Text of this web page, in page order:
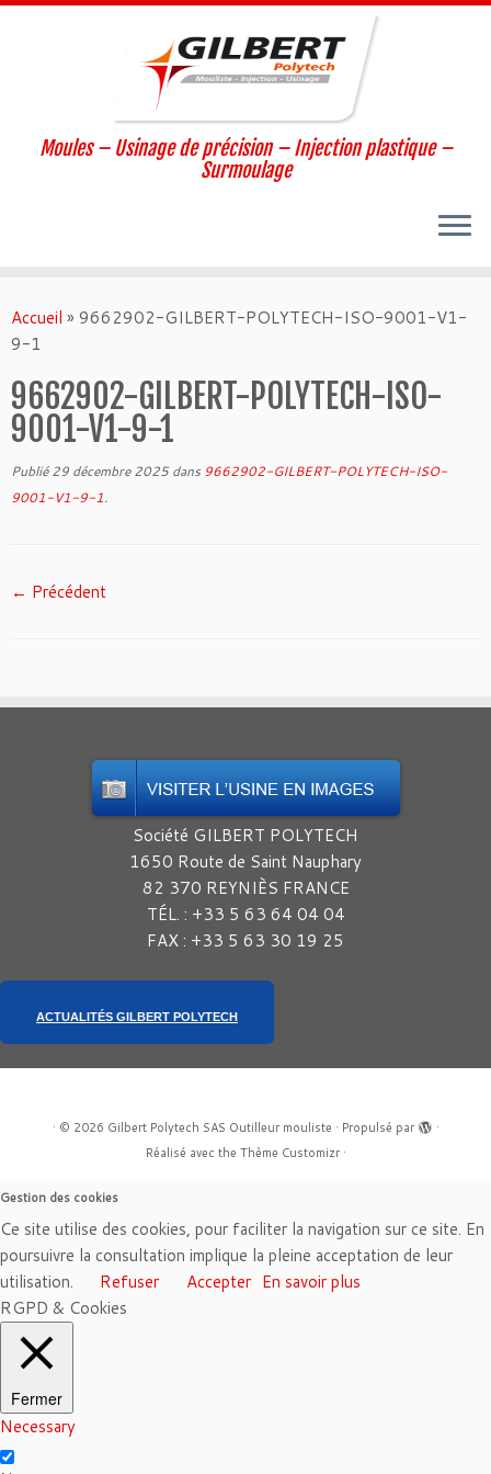
au
contenu
Moules – Usinage de précision – Injection plastique –
Surmoulage
Accueil » 9662902-GILBERT-POLYTECH-ISO-9001-V1-
9-1
9662902-GILBERT-POLYTECH-ISO-
9001-V1-9-1
Publié 29 décembre 2025dans 9662902-GILBERT-POLYTECH-ISO-
9001-V1-9-1.
← Précédent
Société GILBERT POLYTECH
1650 Route de Saint Nauphary
82 370 REYNIÈS FRANCE
TÉL. : +33 5 63 64 04 04
FAX : +33 5 63 30 19 25
ACTUALITÉS GILBERT POLYTECH
· © 2026 Gilbert Polytech SAS Outilleur mouliste · Propulsé par
·
Réalisé avec the Thème Customizr·
Gestion des cookies
Ce site utilise des cookies, pour faciliter la navigation sur ce site. En
poursuivre la consultation implique la pleine acceptation de leur
utilisation.
Refuser Accepter En savoir plus
RGPD & Cookies
Fermer
Necessary